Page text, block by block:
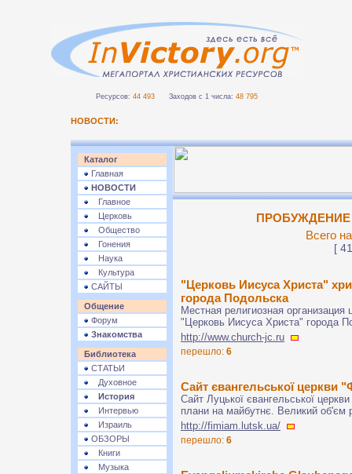
Ресурсов: 44 493 Заходов с 1 числа: 48 795
НОВОСТИ:
Каталог
Главная
НОВОСТИ
Главное
Церковь
Общество
Гонения
Наука
Культура
САЙТЫ
Общение
Форум
Знакомства
Библиотека
СТАТЬИ
Духовное
История
Интервью
Израиль
ОБЗОРЫ
Книги
Музыка
ПРОБУЖДЕНИЕ
Всего
[
"Церковь Иисуса Христа"
города Подольска
Местная религиозная организация
"Церковь Иисуса Христа" города
http://www.church-jc.ru
перешло: 6
Cайт євангельської церкви
Сайт Луцької євангельської
плани на майбутнє. Великий об'єм
http://fimiam.lutsk.ua/
перешло: 6